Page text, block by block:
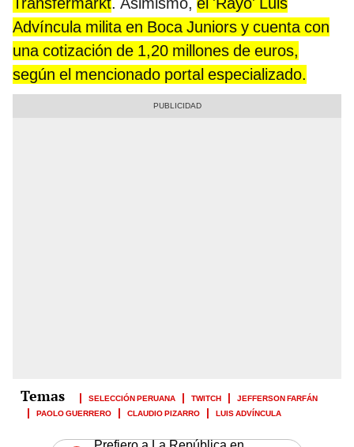
Advíncula milita en Boca Juniors y cuenta con
una cotización de 1,20 millones de euros,
según el mencionado portal especializado.
SELECCIÓN PERUANA TWITCH
JEFFERSON FARFÁN
PAOLO GUERRERO
CLAUDIO PIZARRO LUIS ADVÍNCULA